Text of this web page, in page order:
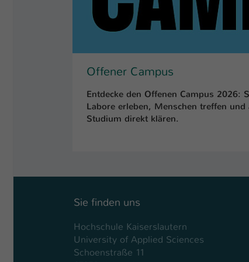
Offener Campus
Entdecke den Offenen Campus 2026:
Labore erleben, Menschen treffen
Studium direkt klären.
Sie finden uns
Hochschule Kaiserslautern
University of Applied Sciences
Schoenstraße 11